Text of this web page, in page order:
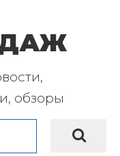
обзоры